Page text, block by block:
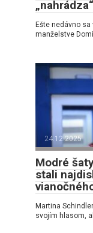
„nahrádza“
Ešte nedávno
manželstve
24.12.2025
Modré
stali
Martina
svojím hlasom,